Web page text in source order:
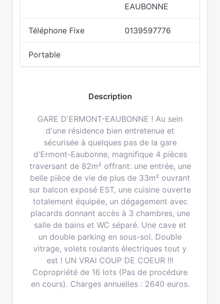
EAUBONNE
Téléphone Fixe 0139597776
Portable
Description
GARE D'ERMONT-EAUBONNE ! Au sein
d'une résidence bien entretenue et
sécurisée à quelques pas de la gare
d'Ermont-Eaubonne, magnifique 4 pièces
traversant de 82m² offrant: une entrée, une
belle pièce de vie de plus de 33m² ouvrant
sur balcon exposé EST, une cuisine ouverte
totalement équipée, un dégagement avec
placards donnant accès à 3 chambres, une
salle de bains et WC séparé. Une cave et
un double parking en sous-sol. Double
vitrage, volets roulants électriques tout y
est ! UN VRAI COUP DE COEUR !!!
Copropriété de 16 lots (Pas de procédure
en cours). Charges annuelles : 2640 euros.